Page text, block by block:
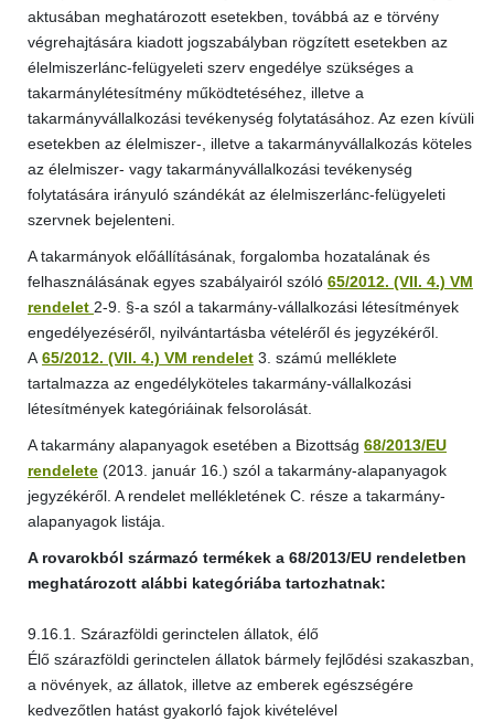
aktusában meghatározott esetekben, továbbá az e törvény
végrehajtására kiadott jogszabályban rögzített esetekben az
élelmiszerlánc-felügyeleti szerv engedélye szükséges a
takarmánylétesítmény működtetéséhez, illetve a
takarmányvállalkozási tevékenység folytatásához. Az ezen kívüli
esetekben az élelmiszer-, illetve a takarmányvállalkozás köteles
az élelmiszer- vagy takarmányvállalkozási tevékenység
folytatására irányuló szándékát az élelmiszerlánc-felügyeleti
szervnek bejelenteni.
A takarmányok előállításának, forgalomba hozatalának és
felhasználásának egyes szabályairól szóló 65/2012. (VII. 4.) VM
rendelet 2-9. §-a szól a takarmány-vállalkozási létesítmények
engedélyezéséről, nyilvántartásba vételéről és jegyzékéről.
A65/2012. (VII. 4.) VM rendelet 3. számú melléklete
tartalmazza az engedélyköteles takarmány-vállalkozási
létesítmények kategóriáinak felsorolását.
A takarmány alapanyagok esetében a Bizottság 68/2013/EU
rendelete (2013. január 16.) szól a takarmány-alapanyagok
jegyzékéről. A rendelet mellékletének C. része a takarmány-
alapanyagok listája.
A rovarokból származó termékek a 68/2013/EU rendeletben
meghatározott alábbi kategóriába tartozhatnak:
9.16.1. Szárazföldi gerinctelen állatok, élő
Élő szárazföldi gerinctelen állatok bármely fejlődési szakaszban,
a növények, az állatok, illetve az emberek egészségére
kedvezőtlen hatást gyakorló fajok kivételével